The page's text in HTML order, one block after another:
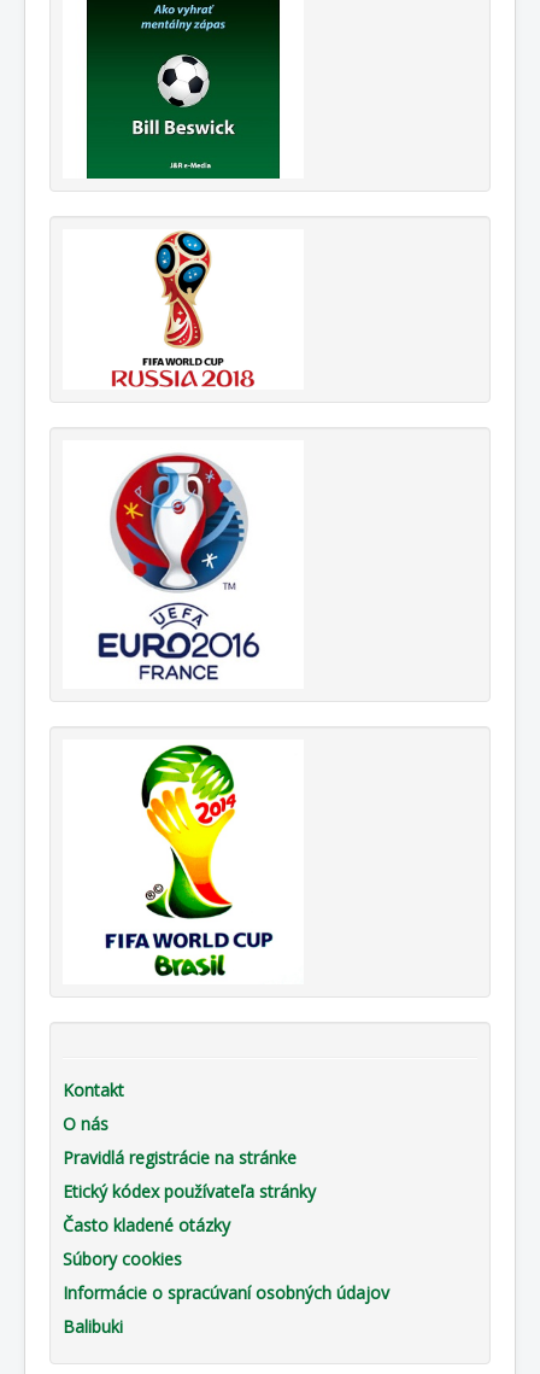
Kontakt
O nás
Pravidlá registrácie na stránke
Etický kódex používateľa stránky
Často kladené otázky
Súbory cookies
Informácie o spracúvaní osobných údajov
Balibuki